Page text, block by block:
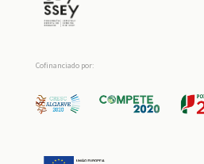
Cofinanciado por: